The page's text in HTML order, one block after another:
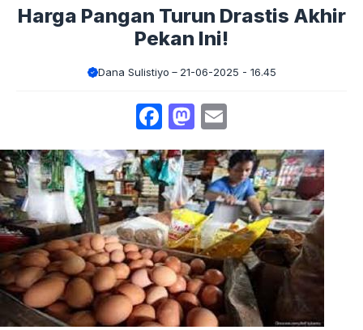
Harga Pangan Turun Drastis Akhir
Pekan Ini!
Dana Sulistiyo 21-06-2025 - 16.45
Facebook
Mastodon